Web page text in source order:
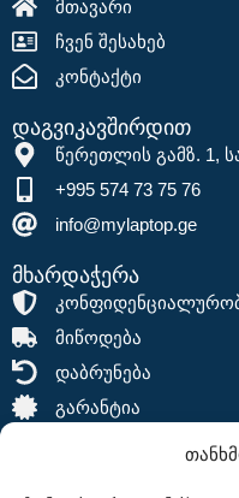
მთავარი
ჩვენ შესახებ
კონტაქტი
დაგვიკავშირდით
წერეთლის გამზ. 1,
+995 574 73 75 76
info@mylaptop.ge
მხარდაჭერა
მიწოდება
დაბრუნება
გარანტია